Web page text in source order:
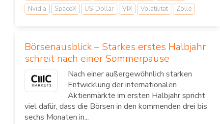
Nvidia
SpaceX US-Dollar VIX Volatilität Zölle
Börsenausblick – Starkes erstes Halbjahr
schreit nach einer Sommerpause
Nach einer außergewöhnlich starken
Entwicklung der internationalen
Aktienmärkte im ersten Halbjahr spricht
viel dafür, dass die Börsen in den kommenden drei bis
sechs Monaten in...